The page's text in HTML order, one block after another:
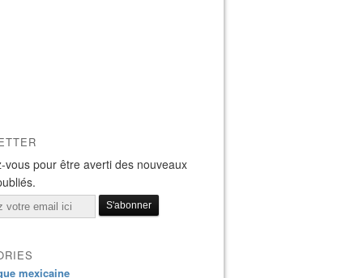
vous pour être averti des nouveaux
mexicaine